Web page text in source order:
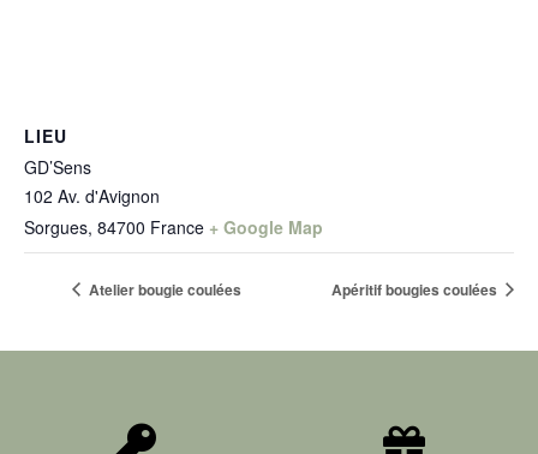
LIEU
GD’Sens
102 Av. d'Avignon
Sorgues, 84700 France + Google Map
Atelier bougie coulées Apéritif bougies coulées